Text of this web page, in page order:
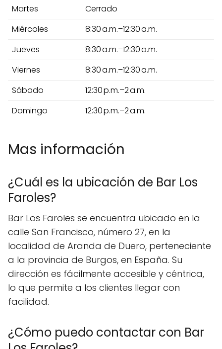
Martes
Cerrado
Miércoles
8:30 a.m.–12:30 a.m.
Jueves
8:30 a.m.–12:30 a.m.
Viernes
8:30 a.m.–12:30 a.m.
Sábado
12:30 p.m.–2 a.m.
Domingo
12:30 p.m.–2 a.m.
Mas información
¿Cuál es la ubicación de Bar Los
Faroles?
Bar Los Faroles se encuentra ubicado en la
calle San Francisco, número 27, en la
localidad de Aranda de Duero, perteneciente
a la provincia de Burgos, en España. Su
dirección es fácilmente accesible y céntrica,
lo que permite a los clientes llegar con
facilidad.
¿Cómo puedo contactar con Bar